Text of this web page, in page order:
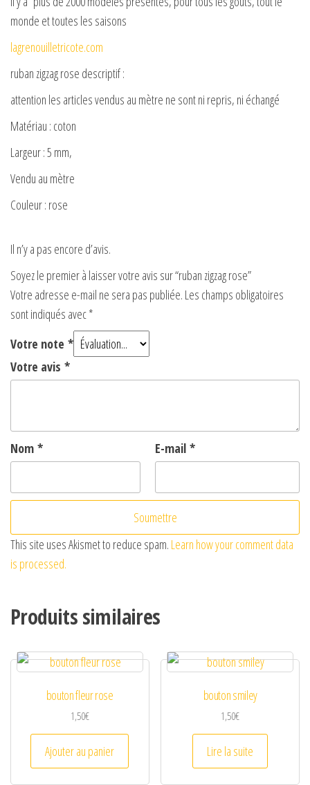
monde et toutes les saisons
lagrenouilletricote.com
ruban zigzag rose descriptif :
attention les articles vendus au mètre ne sont ni repris, ni échangé
Matériau : coton
Largeur : 5 mm,
Vendu au mètre
Couleur : rose
Il n’y a pas encore d’avis.
Soyez le premier à laisser votre avis sur “ruban zigzag rose”
Votre adresse e-mail ne sera pas publiée. Les champs obligatoires
sont indiqués avec*
Votre note *
Votre avis *
Nom * E-mail *
This site uses Akismet to reduce spam. Learn how your comment data
is processed.
Produits similaires
bouton fleur rose
1,50€
Ajouter au panier
bouton smiley
1,50€
Lire la suite